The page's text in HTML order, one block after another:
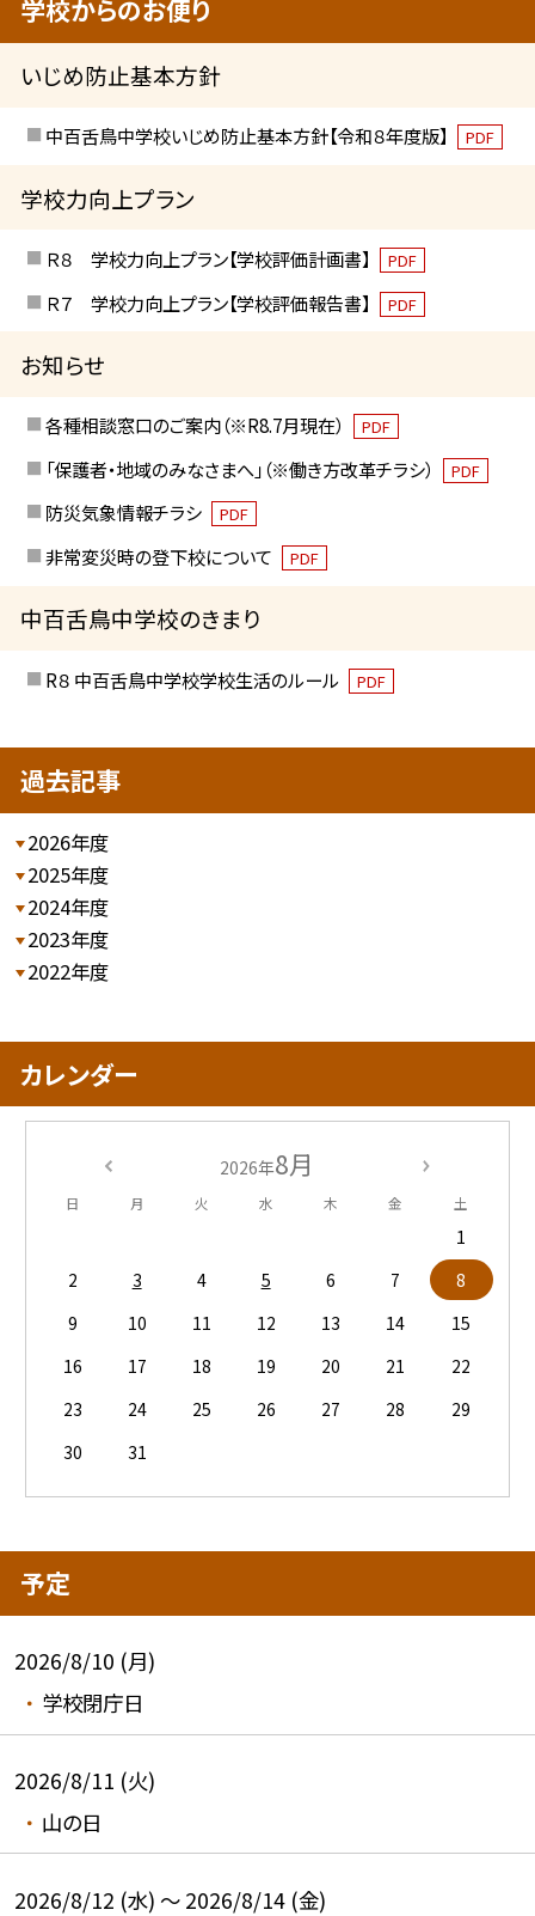
学校からのお便り
いじめ防止基本方針
中百舌鳥中学校いじめ防止基本方針【令和８年度版】 PDF
学校力向上プラン
Ｒ８ 学校力向上プラン【学校評価計画書】 PDF
Ｒ７ 学校力向上プラン【学校評価報告書】 PDF
お知らせ
各種相談窓口のご案内（※R8.7月現在） PDF
「保護者・地域のみなさまへ」（※働き方改革チラシ） PDF
防災気象情報チラシ PDF
非常変災時の登下校について PDF
中百舌鳥中学校のきまり
R８ 中百舌鳥中学校学校生活のルール PDF
過去記事
2026年度
2025年度
2024年度
2023年度
2022年度
カレンダー
2026年8月
日 月 火 水 木 金 土
1
2
3 4 5 6 7
8
9
10 11 12 13 14
15
16
17 18 19 20 21
22
23
24 25 26 27 28
29
30
31
予定
2026/8/10 (月)
学校閉庁日
2026/8/11 (火)
山の日
2026/8/12 (水) ～ 2026/8/14 (金)